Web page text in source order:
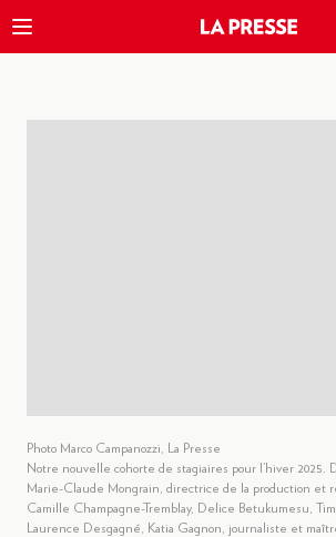
Photo Marco Campanozzi, La Presse
Notre nouvelle cohorte de stagiaires pour l’hiver 2025.
Marie-Claude Mongrain, directrice de la production et
Camille Champagne-Tremblay, Delice Betukumesu,
Laurence Desgagné, Katia Gagnon, journaliste et